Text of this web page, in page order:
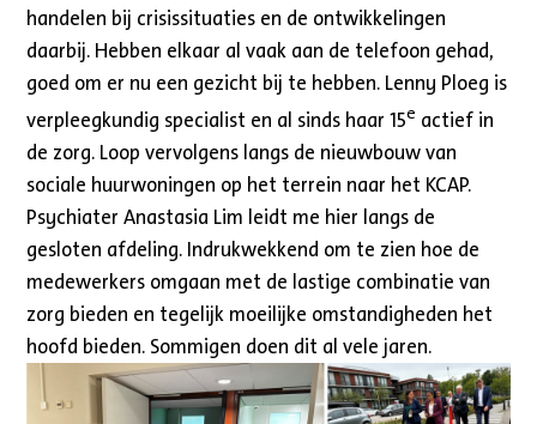
handelen bij crisissituaties en de ontwikkelingen
daarbij. Hebben elkaar al vaak aan de telefoon gehad,
goed om er nu een gezicht bij te hebben. Lenny Ploeg is
verpleegkundig specialist en al sinds haar 15e actief in
de zorg. Loop vervolgens langs de nieuwbouw van
sociale huurwoningen op het terrein naar het KCAP.
Psychiater Anastasia Lim leidt me hier langs de
gesloten afdeling. Indrukwekkend om te zien hoe de
medewerkers omgaan met de lastige combinatie van
zorg bieden en tegelijk moeilijke omstandigheden het
hoofd bieden. Sommigen doen dit al vele jaren.